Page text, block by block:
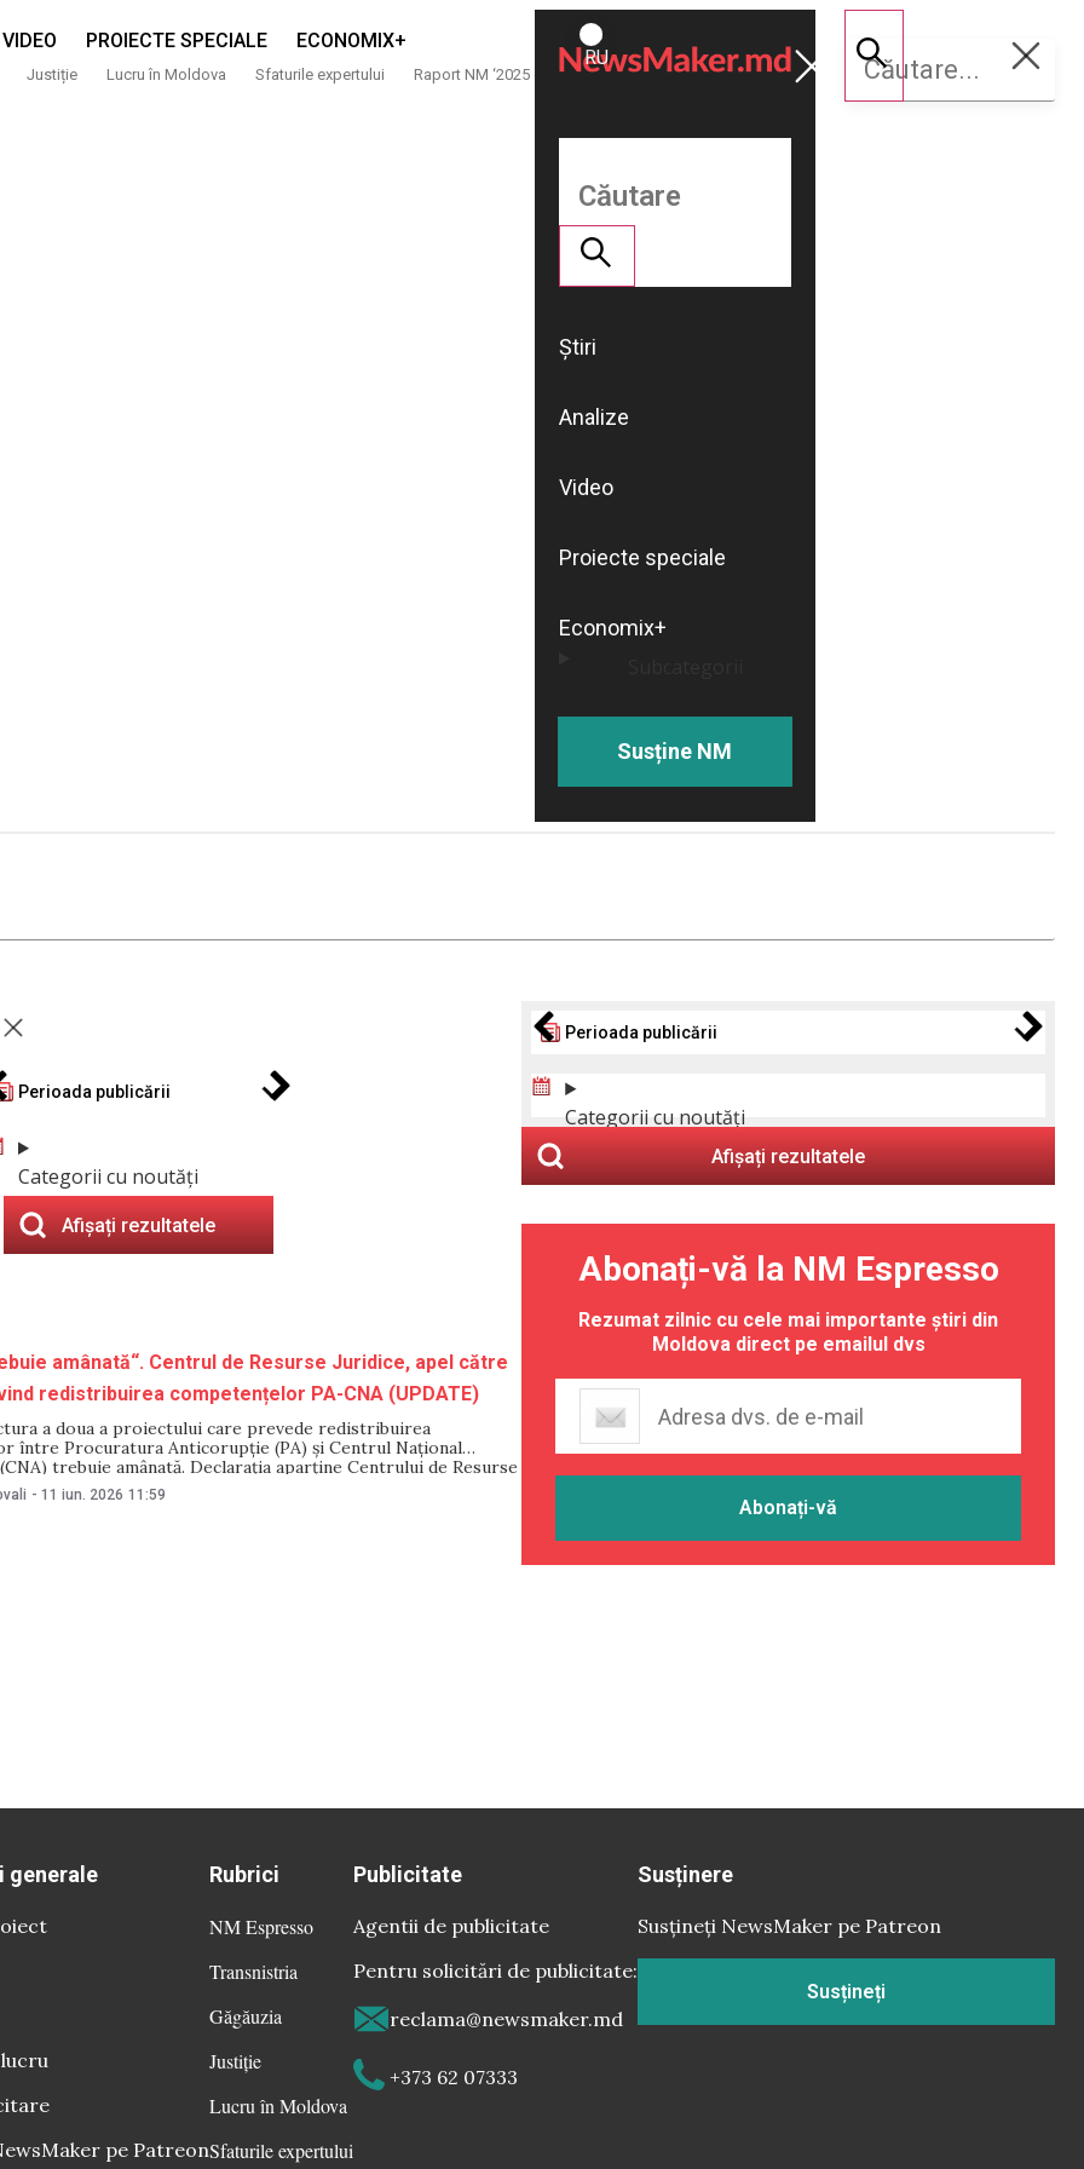
VIDEO PROIECTE SPECIALE ECONOMIX+
Justiție Lucru în Moldova Sfaturile expertului Raport NM ‘2025
ROMÂNĂ
RU
Susține
NM
Știri
Analize
Video
Proiecte speciale
Economix+
Susține NM
Perioada publicării
Categorii cu noutăți
Afișați rezultatele
amânată“. Centrul de Resurse Juridice, apel către
redistribuirea competențelor PA-CNA (UPDATE)
a doua a proiectului care prevede redistribuirea
între Procuratura Anticorupție (PA) și Centrul Național
trebuie amânată. Declarația aparține Centrului de Resurse
organizație neguvernamentală. Potrivit Centrului, în
Procuratura Anticorupție este supusă procedurii de vetting,
- 11 iun. 2026 11:59
Perioada publicării
Categorii cu noutăți
Afișați rezultatele
Abonați-vă la NM Espresso
Rezumat zilnic cu cele mai importante știri din
Moldova direct pe emailul dvs
generale
pe Patreon
Rubrici
NM Espresso
Transnistria
Găgăuzia
Justiție
Lucru în Moldova
Sfaturile expertului
Publicitate
Agentii de publicitate
Pentru solicitări de publicitate:
reclama@newsmaker.md
+373 62 07333
Susținere
Susțineți NewsMaker pe Patreon
Susțineți